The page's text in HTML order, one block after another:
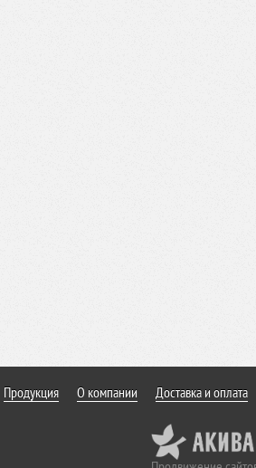
Продукция О компании Доставка и оплата